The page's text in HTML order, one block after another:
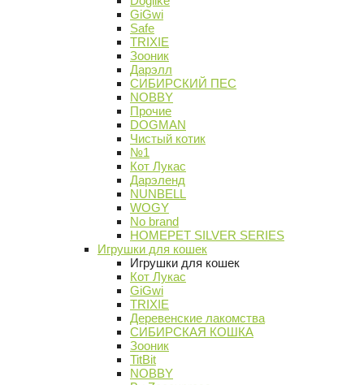
GiGwi
Safe
TRIXIE
Зооник
Дарэлл
СИБИРСКИЙ ПЕС
NOBBY
Прочие
DOGMAN
Чистый котик
№1
Кот Лукас
Дарэленд
NUNBELL
WOGY
No brand
HOMEPET SILVER SERIES
Игрушки для кошек
Игрушки для кошек
Кот Лукас
GiGwi
TRIXIE
Деревенские лакомства
СИБИРСКАЯ КОШКА
Зооник
TitBit
NOBBY